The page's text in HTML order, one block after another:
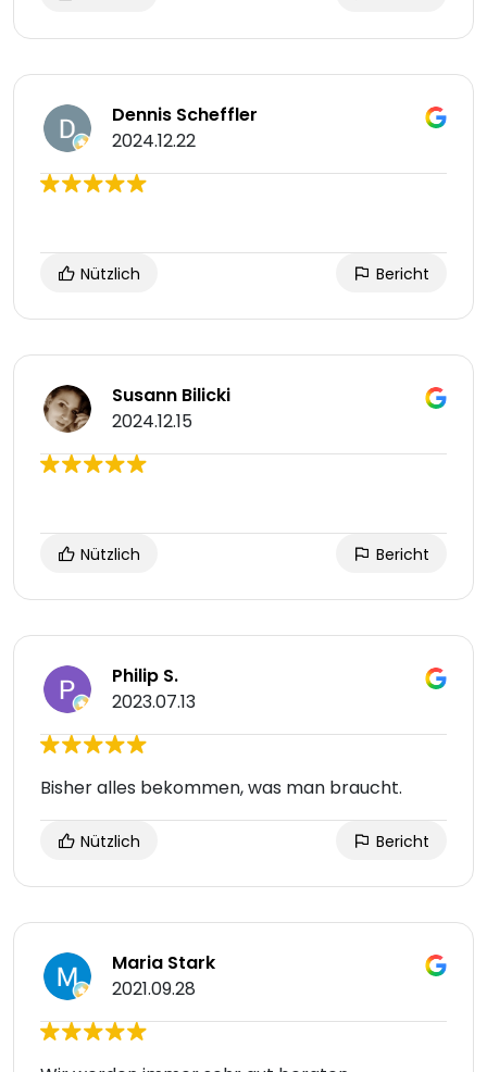
Dennis Scheffler
2024.12.22
Nützlich Bericht
Susann Bilicki
2024.12.15
Nützlich Bericht
Philip S.
2023.07.13
Bisher alles bekommen, was man braucht.
Nützlich Bericht
Maria Stark
2021.09.28